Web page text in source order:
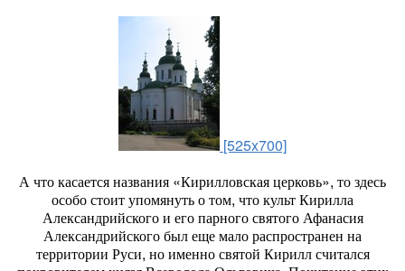
[525x700]
А что касается названия «Кирилловская церковь», то здесь
особо стоит упомянуть о том, что культ Кирилла
Александрийского и его парного святого Афанасия
Александрийского был еще мало распространен на
территории Руси, но именно святой Кирилл считался